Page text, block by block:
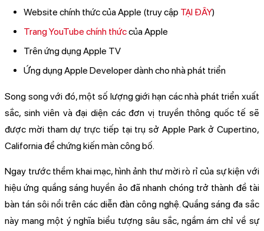
Website chính thức của Apple (truy cập TẠI ĐÂY)
Trang YouTube chính thứccủa Apple
Trên ứng dụng Apple TV
Ứng dụng Apple Developer dành cho nhà phát triển
Song song với đó, một số lượng giới hạn các nhà phát triển xuất
sắc, sinh viên và đại diện các đơn vị truyền thông quốc tế sẽ
được mời tham dự trực tiếp tại trụ sở Apple Park ở Cupertino,
California để chứng kiến màn công bố.
Ngay trước thềm khai mạc, hình ảnh thư mời rò rỉ của sự kiện với
hiệu ứng quầng sáng huyền ảo đã nhanh chóng trở thành đề tài
bàn tán sôi nổi trên các diễn đàn công nghệ. Quầng sáng đa sắc
này mang một ý nghĩa biểu tượng sâu sắc, ngầm ám chỉ về sự